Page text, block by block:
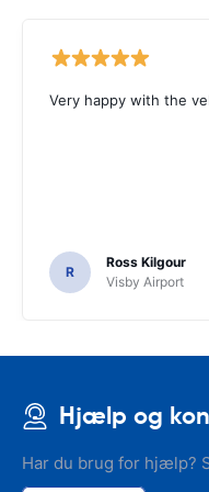
Very happy with the
R
Ross Kilgour
Visby Airport
Hjælp og
Har du brug for hjælp?